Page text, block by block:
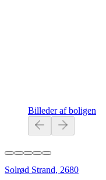
Billeder af boligen
Solrød Strand, 2680